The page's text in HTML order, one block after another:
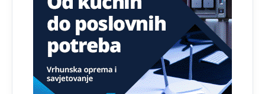
Proguglajte
Анонимно2810587
11:21
O kako su cudni lvi ljudi,uzeli bi sve da mogu...a ja srce
svima fajem,radujem se tudjoj sreci.I ko ima i ko nema
na iso ce mjesto leci!